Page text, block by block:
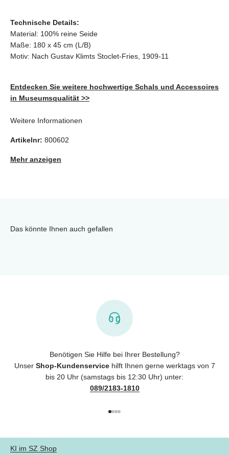
Technische Details:
Material: 100% reine Seide
Maße: 180 x 45 cm (L/B)
Motiv: Nach Gustav Klimts Stoclet-Fries, 1909-11
Entdecken Sie weitere hochwertige Schals und Accessoires
in Museumsqualität >>
Weitere Informationen
Artikelnr: 800602
Mehr anzeigen
Das könnte Ihnen auch gefallen
Benötigen Sie Hilfe bei Ihrer Bestellung?
Unser Shop-Kundenservicehilft Ihnen gerne werktags von 7
bis 20 Uhr (samstags bis 12:30 Uhr) unter:
089/2183-1810
KI im SZ Shop